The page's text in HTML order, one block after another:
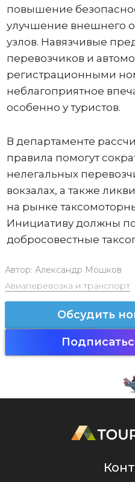
повышение
улучшение внешнего
узлов. Навязчивые
перевозчиков и
регистрационными
неблагоприятное
особенно у туристов.
В департаменте
правила помогут
нелегальных
вокзалах, а также
на рынке
Инициативу должны
добросовестные
Автор: Александр Мошков
Авиаперевозка и транспорт
Обсудить